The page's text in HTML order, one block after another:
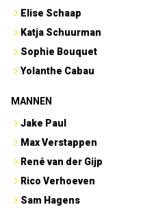
Elise Schaap
Katja Schuurman
Sophie Bouquet
Yolanthe Cabau
MANNEN
Jake Paul
Max Verstappen
René van der Gijp
Rico Verhoeven
Sam Hagens